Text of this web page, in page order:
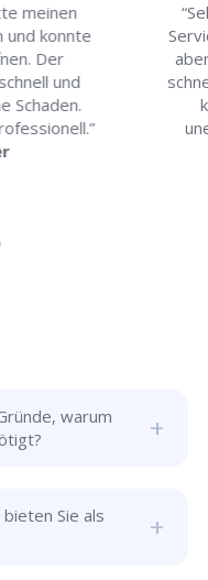
meinen
und konnte
Der
und
Schaden.
warum
Sie als